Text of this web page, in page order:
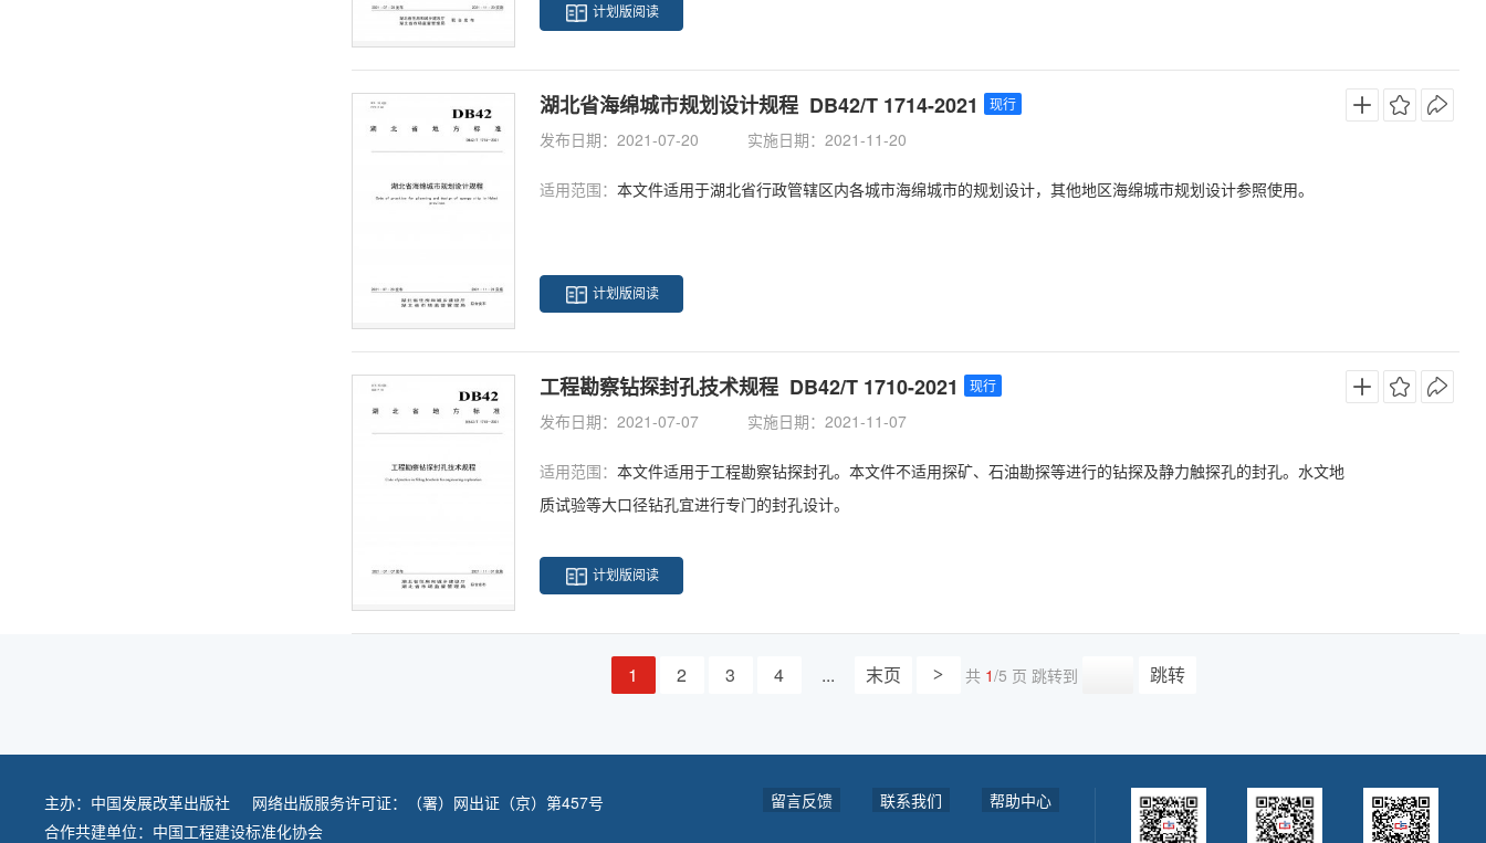
计划版阅读
湖北省海绵城市规划设计规程 DB42/T 1714-2021 现行
发布日期：2021-07-20 实施日期：2021-11-20
适用范围： 本文件适用于湖北省行政管辖区内各城市海绵城市的规划设计，其他地区海绵城市规划设计参照使用。
计划版阅读
工程勘察钻探封孔技术规程 DB42/T 1710-2021 现行
发布日期：2021-07-07 实施日期：2021-11-07
适用范围： 本文件适用于工程勘察钻探封孔。本文件不适用探矿、石油勘探等进行的钻探及静力触探孔的封孔。水文地
质试验等大口径钻孔宜进行专门的封孔设计。
计划版阅读
1 2 3 4 ... 末页 > 共 1/5 页 跳转到 跳转
主办： 中国发展改革出版社
网络出版服务许可证：（署）网出证（京）第457号
合作共建单位： 中国工程建设标准化协会
留言反馈 联系我们 帮助中心